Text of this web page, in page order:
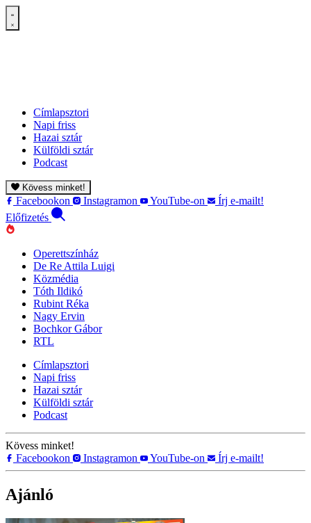
Címlapsztori
Napi friss
Hazai sztár
Külföldi sztár
Podcast
Kövess minket!
Facebookon Instagramon YouTube-on
Írj e-mailt!
Előfizetés
Operettszínház
De Re Attila Luigi
Közmédia
Tóth Ildikó
Rubint Réka
Nagy Ervin
Bochkor Gábor
RTL
Címlapsztori
Napi friss
Hazai sztár
Külföldi sztár
Podcast
Kövess minket!
Facebookon
Instagramon YouTube-on Írj e-mailt!
Ajánló